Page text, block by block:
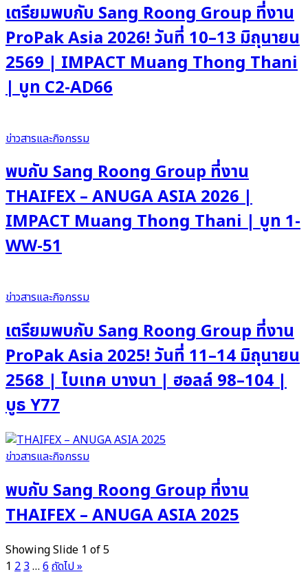
เตรียมพบกับ Sang Roong Group ที่งาน
ProPak Asia 2026! วันที่ 10–13 มิถุนายน
2569 | IMPACT Muang Thong Thani
| บูท C2-AD66
ข่าวสารและกิจกรรม
พบกับ Sang Roong Group ที่งาน
THAIFEX – ANUGA ASIA 2026 |
IMPACT Muang Thong Thani | บูท 1-
WW-51
ข่าวสารและกิจกรรม
เตรียมพบกับ Sang Roong Group ที่งาน
ProPak Asia 2025! วันที่ 11–14 มิถุนายน
2568 | ไบเทค บางนา | ฮอลล์ 98–104 |
บูธ Y77
ข่าวสารและกิจกรรม
พบกับ Sang Roong Group ที่งาน
THAIFEX – ANUGA ASIA 2025
Showing Slide 1 of 5
1 23… 6ถัดไป »